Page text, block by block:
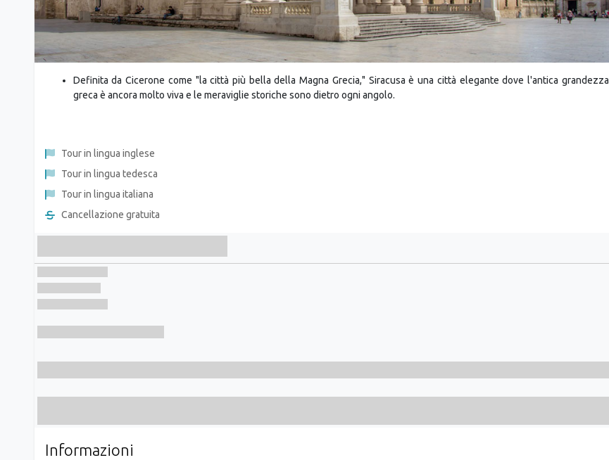
Definita da Cicerone come "la città più bella della Magna Grecia," Siracusa è una città elegante dove l'antica grandezza
greca è ancora molto viva e le meraviglie storiche sono dietro ogni angolo.
Tour in lingua inglese
Tour in lingua tedesca
Tour in lingua italiana
Cancellazione gratuita
Informazioni